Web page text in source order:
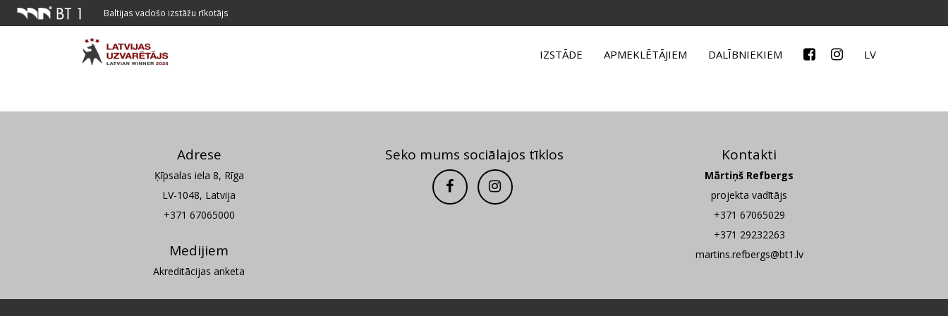
Baltijas vadošo izstāžu rīkotājs
IZSTĀDE APMEKLĒTĀJIEM DALĪBNIEKIEM LV
Adrese
Ķīpsalas iela 8, Rīga
LV-1048, Latvija
+371 67065000
Medijiem
Akreditācijas anketa
Seko mums sociālajos tīklos Kontakti
Mārtiņš Refbergs
projekta vadītājs
+371 67065029
+371 29232263
martins.refbergs@bt1.lv